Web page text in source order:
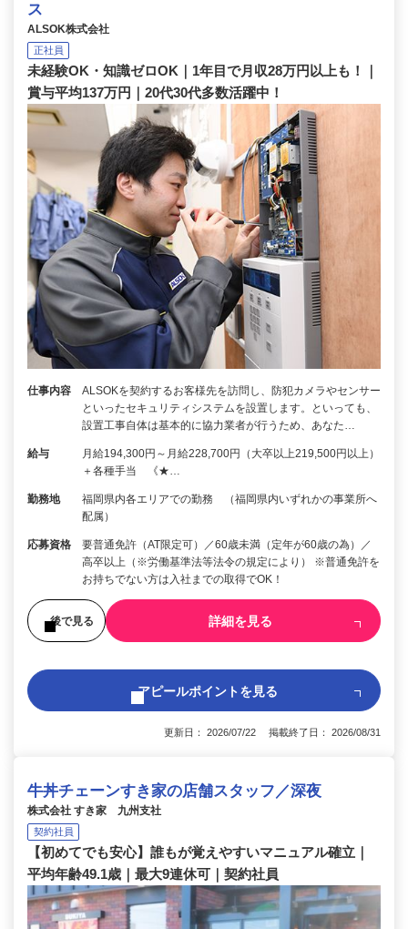
ス
ALSOK株式会社
正社員
未経験OK・知識ゼロOK｜1年目で月収28万円以上も！｜
賞与平均137万円｜20代30代多数活躍中！
仕事内容
ALSOKを契約するお客様先を訪問し、防犯カメラやセンサー
といったセキュリティシステムを設置します。といっても、
設置工事自体は基本的に協力業者が行うため、あなた…
給与
月給194,300円～月給228,700円（大卒以上219,500円以上）
＋各種手当 《★…
勤務地
福岡県内各エリアでの勤務 （福岡県内いずれかの事業所へ
配属）
応募資格
要普通免許（AT限定可）／60歳未満（定年が60歳の為）／
高卒以上（※労働基準法等法令の規定により） ※普通免許を
お持ちでない方は入社までの取得でOK！
後で見る 詳細を見る
アピールポイントを見る
更新日： 2026/07/22 掲載終了日： 2026/08/31
牛丼チェーンすき家の店舗スタッフ／深夜
株式会社 すき家 九州支社
契約社員
【初めてでも安心】誰もが覚えやすいマニュアル確立｜
平均年齢49.1歳｜最大9連休可｜契約社員